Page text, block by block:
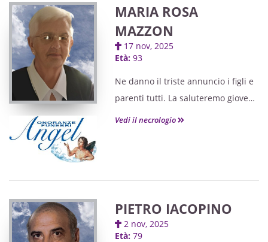
salutare il caro Giovanni dalle ore
10. Si ringraziano quanti vorranno
onorarlo.
MARIA ROSA
MAZZON
17 nov, 2025
Età: 93
Ne danno il triste annuncio i figli e
parenti tutti. La saluteremo giovedì
20 novembre, alle ore 10.30, nella
9.30. Seguirà cremazione. Si
onorarla.
Vedi il necrologio
PIETRO IACOPINO
2 nov, 2025
Età: 79